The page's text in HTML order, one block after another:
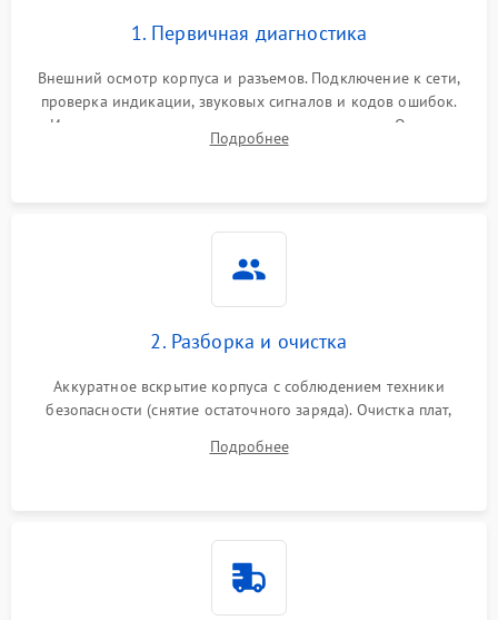
1. Первичная диагностика
Внешний осмотр корпуса и разъемов. Подключение к сети,
проверка индикации, звуковых сигналов и кодов ошибок.
Измерение входного и выходного напряжения. Оценка
реакции ИБП на отключение основного питания без
Подробнее
2. Разборка и очистка
Аккуратное вскрытие корпуса с соблюдением техники
безопасности (снятие остаточного заряда). Очистка плат,
и кистей для предотвращения перегрева и замыканий.
Подробнее